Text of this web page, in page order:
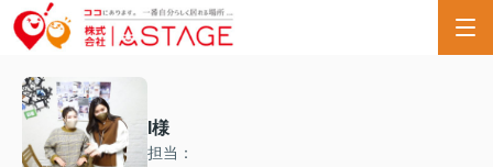
I様
担当：